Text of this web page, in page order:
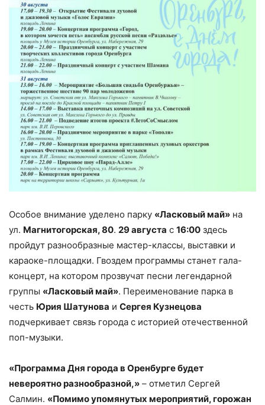
Особое внимание уделено парку «Ласковый май» на
ул. Магнитогорская, 80. 29 августа с 16:00 здесь
пройдут разнообразные мастер-классы, выставки и
караоке-площадки. Гвоздем программы станет гала-
концерт, на котором прозвучат песни легендарной
группы «Ласковый май». Переименование парка в
честь Юрия Шатунова и Сергея Кузнецова
подчеркивает связь города с историей отечественной
поп-музыки.
«Программа Дня города в Оренбурге будет
невероятно разнообразной,» – отметил Сергей
Салмин. «Помимо упомянутых мероприятий, горожан